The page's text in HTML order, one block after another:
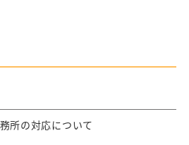
所の対応について